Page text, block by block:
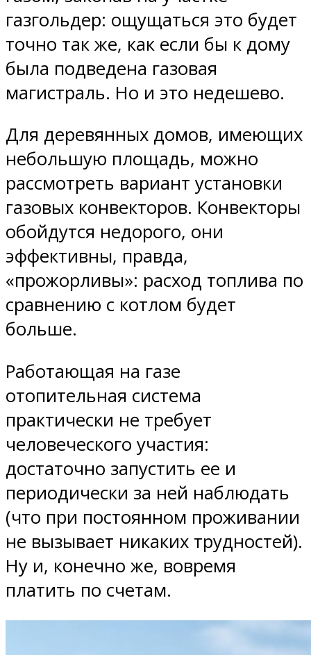
газгольдер: ощущаться это будет
точно так же, как если бы к дому
была подведена газовая
магистраль. Но и это недешево.
Для деревянных домов, имеющих
небольшую площадь, можно
рассмотреть вариант установки
газовых конвекторов. Конвекторы
обойдутся недорого, они
эффективны, правда,
«прожорливы»: расход топлива по
сравнению с котлом будет
больше.
Работающая на газе
отопительная система
практически не требует
человеческого участия:
достаточно запустить ее и
периодически за ней наблюдать
(что при постоянном проживании
не вызывает никаких трудностей).
Ну и, конечно же, вовремя
платить по счетам.